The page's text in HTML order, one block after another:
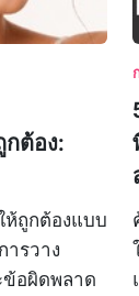
กต้อง:
ห้ถูกต้องแบบ
รวาง
อผิดพลาด